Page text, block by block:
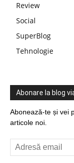
Review
Social
SuperBlog
Tehnologie
Abonare la blog
Abonează-te și vei
articole noi.
Adresă
email